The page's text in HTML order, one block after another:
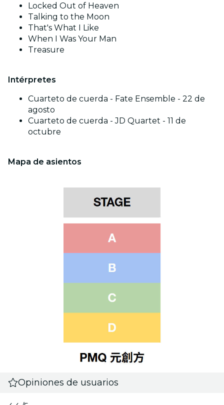
Locked Out of Heaven
Talking to the Moon
That's What I Like
When I Was Your Man
Treasure
Intérpretes
Cuarteto de cuerda - Fate Ensemble - 22 de
agosto
Cuarteto de cuerda - JD Quartet - 11 de
octubre
Mapa de asientos
Opiniones de usuarios